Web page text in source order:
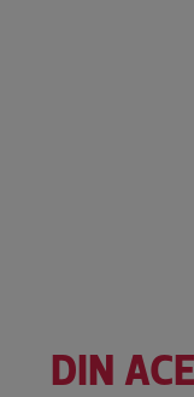
DIN